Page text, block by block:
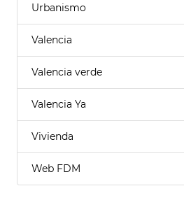
Urbanismo
Valencia
Valencia verde
Valencia Ya
Vivienda
Web FDM